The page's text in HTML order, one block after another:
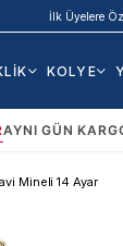
TL ve Üzeri
KOLYE
AYNI GÜN
Mineli 14 Ayar